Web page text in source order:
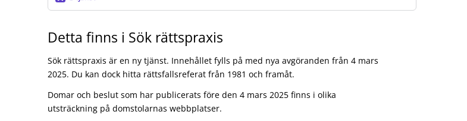
Detta finns i Sök rättspraxis
Sök rättspraxis är en ny tjänst. Innehållet fylls på med nya avgöranden från 4 mars
2025. Du kan dock hitta rättsfallsreferat från 1981 och framåt.
Domar och beslut som har publicerats före den 4 mars 2025 finns i olika
utsträckning på domstolarnas webbplatser.